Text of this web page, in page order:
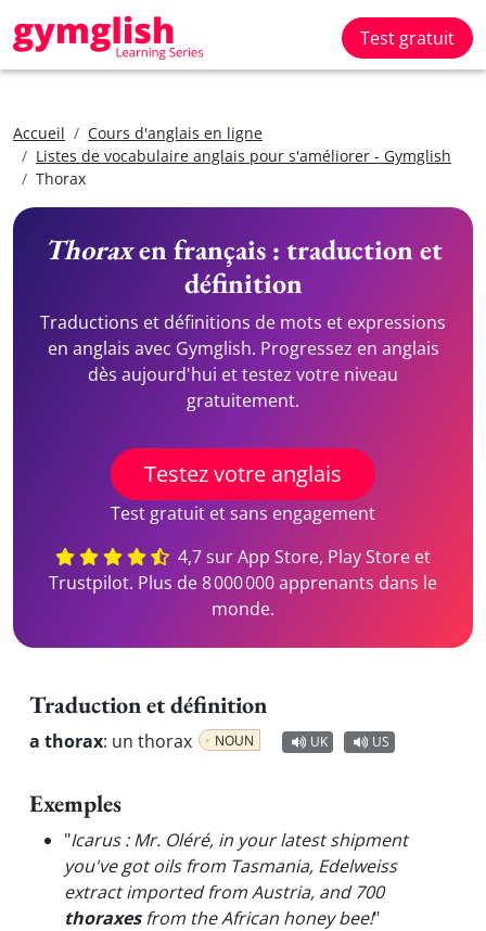
Test gratuit
Accueil
Cours d'anglais en ligne
Listes de vocabulaire anglais pour s'améliorer - Gymglish
Thorax
Thoraxen français : traduction et
définition
Traductions et définitions de mots et expressions
en anglais avec Gymglish. Progressez en anglais
dès aujourd'hui et testez votre niveau
gratuitement.
Testez votre anglais
Test gratuit et sans engagement
4,7 sur App Store, Play Store et
Trustpilot. Plus de 8 000 000 apprenants dans le
monde.
Traduction et définition
a thorax: un thorax NOUN UK US
Exemples
"Icarus : Mr. Oléré, in your latest shipment
you've got oils from Tasmania, Edelweiss
extract imported from Austria, and 700
thoraxesfrom the African honey bee!"